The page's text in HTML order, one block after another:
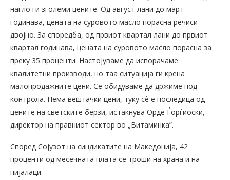
нагло ги зголеми цените. Од август лани до март
годинава, цената на суровото масло порасна речиси
двојно. За споредба, од првиот квартал лани до првиот
квартал годинава, цената на суровото масло порасна за
преку 35 проценти. Настојуваме да испорачаме
квалитетни производи, но таа ситуација ги крена
малопродажните цени. Се обидуваме да држиме под
контрола. Нема вештачки цени, туку сѐ е последица од
цените на светските берзи, истакнува Орде Ѓорѓиоски,
директор на правниот сектор во „Витаминка”.
Според Сојузот на синдикатите на Македонија, 42
проценти од месечната плата се троши на храна и на
пијалаци.